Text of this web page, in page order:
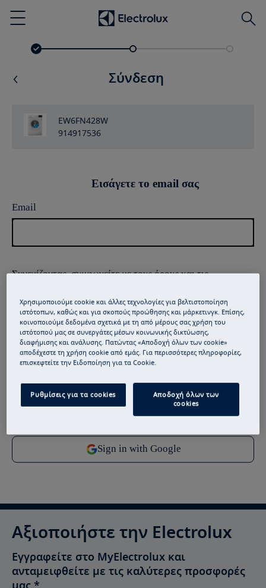
Menu
Σύνδεση
EW6FN428W
914917536
Εισάγετε το email σας
Email
Συνεχίζοντας, συμφωνείτε με τουςόρους και τις
Για πληροφορίες σχετικά με τον τρόπο με τον οποίο
επεξεργαζόμαστε τα προσωπικά σας δεδομένα, ανατρέξτε
στη δήλωσηπροστασίας δεδομένων.
Αξιοποιήστε την Electrolux
Εγγραφείτε στο MyElectrolux και
ανταμειφθείτε με τις καλύτερες προσφορές
Χρησιμοποιούμε cookie και άλλες τεχνολογίες για βελτιστοποίηση
ιστότοπων, καθώς και για σκοπούς προώθησης και μάρκετινγκ. Επίσης,
κοινοποιούμε δεδομένα σχετικά με τη από μέρους σας χρήση του
ιστότοπού μας σε συνεργάτες μέσων κοινωνικής δικτύωσης,
διαφήμισης και ανάλυσης. Πατώντας «Αποδοχή όλων των cookie»
αποδέχεστε τη χρήση cookie από εμάς. Για περισσότερες πληροφορίες,
επισκεφτείτε την Ειδοποίηση για τα Cookie.
Ρυθμίσεις για τα cookies
Αποδοχή όλων των
cookies